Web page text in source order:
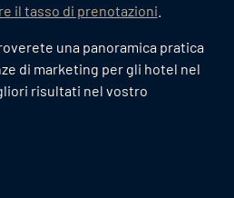
il tasso di prenotazioni
una panoramica pratica
di marketing per gli hotel nel
risultati nel vostro